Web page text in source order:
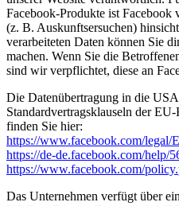
Facebook-Produkte ist
(z. B. Auskunftsersuchen)
verarbeiteten Daten können Sie
machen. Wenn Sie die
sind wir verpflichtet, diese an
Die Datenübertragung in die
Standardvertragsklauseln der
finden Sie hier:
https://www.facebook.com/legal/
https://de-de.facebook.com/help/
https://www.facebook.com/
Das Unternehmen verfügt über